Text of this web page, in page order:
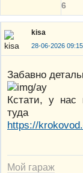
6
kisa
28-06-2026
Забавно
Кстати, у нас
туда
https://
Мой гараж